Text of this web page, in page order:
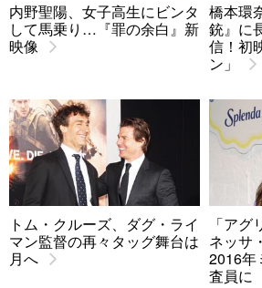
内野聖陽、女子高生にビンタ
して馬乗り…『罪の余白』新
映像
橋本環
銃』に
信！初
ン」
トム・クルーズ、ダグ・ライ
マン監督の再々タッグ舞台は
月へ
「ア
ネッサ
2016年
査員に